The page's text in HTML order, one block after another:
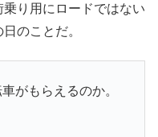
り用にロードではない
のことだ。
がもらえるのか。